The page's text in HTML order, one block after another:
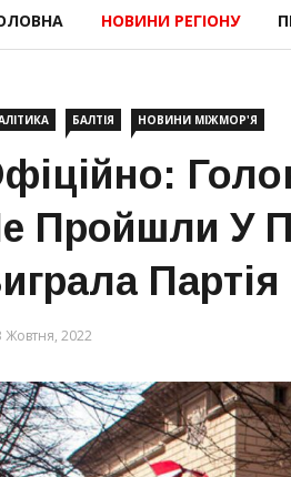
НОВИНИ РЕГІОНУ
БАЛТІЯ НОВИНИ МІЖМОР'Я
Пройшли У
Жовтня, 2022